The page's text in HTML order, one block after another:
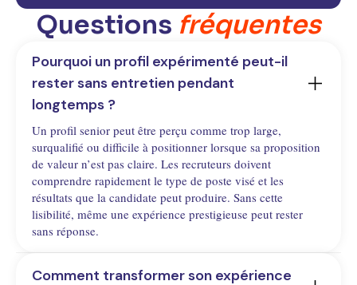
Questions fréquentes
Pourquoi un profil expérimenté peut-il
rester sans entretien pendant
longtemps ?
Un profil senior peut être perçu comme trop large,
surqualifié ou difficile à positionner lorsque sa proposition
de valeur n’est pas claire. Les recruteurs doivent
comprendre rapidement le type de poste visé et les
résultats que la candidate peut produire. Sans cette
lisibilité, même une expérience prestigieuse peut rester
sans réponse.
Comment transformer son expérience